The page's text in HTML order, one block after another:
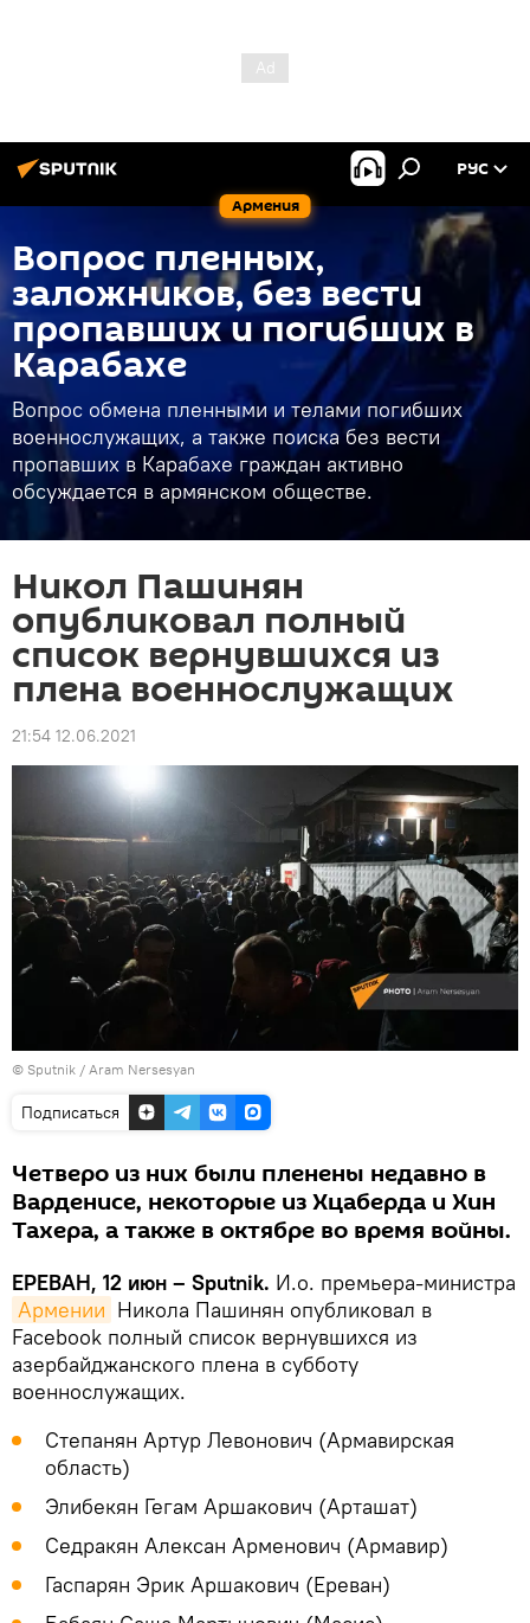
Армения
РУС
Вопрос пленных,
заложников, без вести
пропавших и погибших в
Карабахе
Вопрос обмена пленными и телами погибших
военнослужащих, а также поиска без вести
пропавших в Карабахе граждан активно
обсуждается в армянском обществе.
Никол Пашинян
опубликовал полный
список вернувшихся из
плена военнослужащих
21:54 12.06.2021
© Sputnik / Aram Nersesyan
Подписаться
Четверо из них были пленены недавно в
Варденисе, некоторые из Хцаберда и Хин
Тахера, а также в октябре во время войны.
ЕРЕВАН, 12 июн – Sputnik. И.о. премьера-министра
Армении Никола Пашинян опубликовал в
Facebook полный список вернувшихся из
азербайджанского плена в субботу
военнослужащих.
Степанян Артур Левонович (Армавирская
область)
Элибекян Гегам Аршакович (Арташат)
Седракян Алексан Арменович (Армавир)
Гаспарян Эрик Аршакович (Ереван)